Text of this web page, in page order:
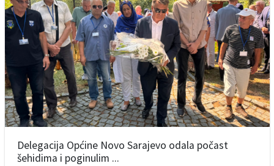
Delegacija Općine Novo Sarajevo odala počast
šehidima i poginulim ...